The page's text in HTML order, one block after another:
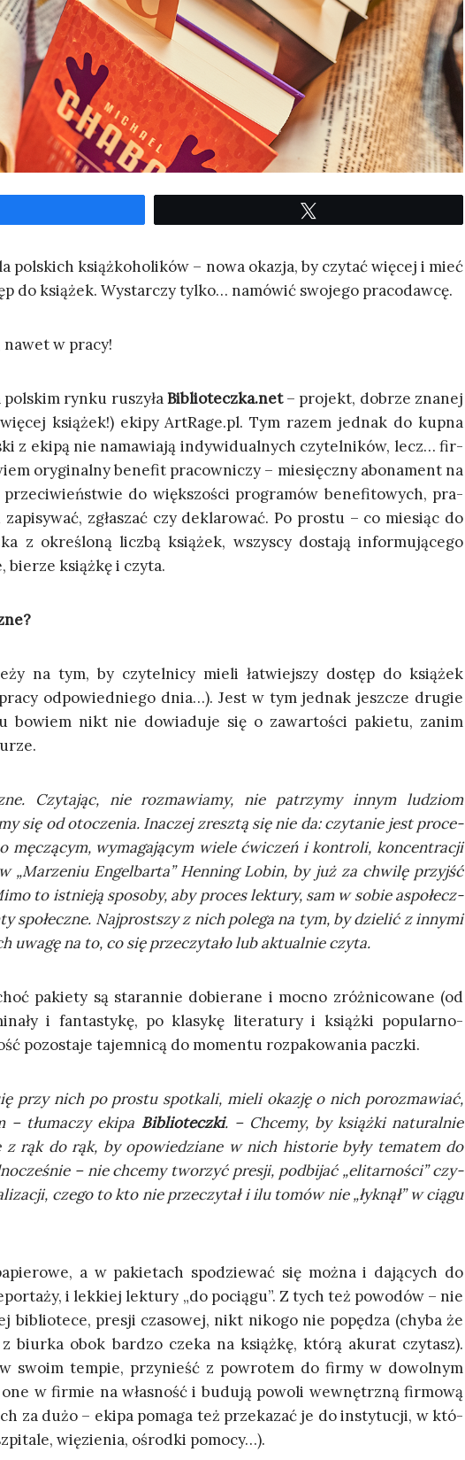
pol­skich książ­ko­ho­li­ków – nowa oka­zja, by czy­tać wię­cej i mieć
do ksią­żek. Wystar­czy tyl­ko… namó­wić swo­je­go pracodawcę.
w pracy!
ryn­ku ruszy­łaBiblioteczka.net– pro­jekt, dobrze zna­nej
ksią­żek!) eki­py ArtRage.pl. Tym razem jed­nak do kup­na
z eki­pą nie nama­wia­ją indy­wi­du­al­nych czy­tel­ni­ków, lecz… fir­
ory­gi­nal­ny bene­fit pra­cow­ni­czy – mie­sięcz­ny abo­na­ment na
do więk­szo­ści pro­gra­mów bene­fi­to­wych, pra­
zgła­szać czy dekla­ro­wać. Po pro­stu – co mie­siąc do
z okre­ślo­ną licz­bą ksią­żek, wszy­scy dosta­ją infor­mu­ją­ce­go
bie­rze książ­kę i czyta.
na tym, by czy­tel­ni­cy mie­li łatwiej­szy dostęp do ksią­żek
odpo­wied­nie­go dnia…). Jest w tym jed­nak jesz­cze dru­gie
bowiem nikt nie dowia­du­je się o zawar­to­ści pakie­tu, zanim
Czy­ta­jąc, nie roz­ma­wia­my, nie patrzy­my innym ludziom
się od oto­cze­nia. Ina­czej zresz­tą się nie da: czy­ta­nie jest pro­ce­
męczą­cym, wyma­ga­ją­cym wie­le ćwi­czeń i kon­tro­li, kon­cen­tra­cji
„Marze­niu Engel­bar­ta” Hen­ning Lobin, by już za chwi­lę przyjść
to ist­nie­ją spo­so­by, aby pro­ces lek­tu­ry, sam w sobie aspo­łecz­
spo­łecz­ne. Naj­prost­szy z nich pole­ga na tym, by dzie­lić z inny­mi
uwa­gę na to, co się prze­czy­ta­ło lub aktu­al­nie czyta.
pakie­ty są sta­ran­nie dobie­ra­ne i moc­no zróż­ni­co­wa­ne (od
i fan­ta­sty­kę, po kla­sy­kę lite­ra­tu­ry i książ­ki popu­lar­no-
pozo­sta­je tajem­ni­cą do momen­tu roz­pa­ko­wa­nia paczki.
przy nich po pro­stu spo­tka­li, mie­li oka­zję o nich poroz­ma­wiać,
– tłu­ma­czy eki­pa Biblio­tecz­ki. – Chce­my, by książ­ki natu­ral­nie
z rąk do rąk, by opo­wie­dzia­ne w nich histo­rie były tema­tem do
– nie chce­my two­rzyć pre­sji, pod­bi­jać „eli­tar­no­ści” czy­
cze­go to kto nie prze­czy­tał i ilu tomów nie „łyk­nął” w cią­gu
a w pakie­tach spo­dzie­wać się moż­na i dają­cych do
i lek­kiej lek­tu­ry „do pocią­gu”. Z tych też powo­dów – nie
biblio­te­ce, pre­sji cza­so­wej, nikt niko­go nie popę­dza (chy­ba że
biur­ka obok bar­dzo cze­ka na książ­kę, któ­rą aku­rat czy­tasz).
swo­im tem­pie, przy­nieść z powro­tem do fir­my w dowol­nym
w fir­mie na wła­sność i budu­ją powo­li wewnętrz­ną fir­mo­wą
za dużo – eki­pa poma­ga też prze­ka­zać je do insty­tu­cji, w któ­
wię­zie­nia, ośrod­ki pomocy…).